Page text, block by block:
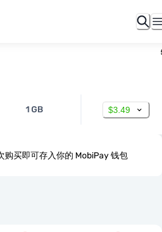
1 GB $3.49
购买即可存入你的 MobiPay 钱包